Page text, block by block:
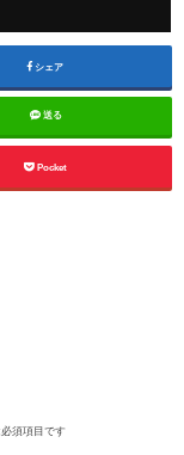
シェア
送る
Pocket
須項目です